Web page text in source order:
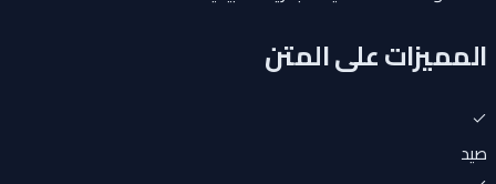
المميزات على المتن
صيد